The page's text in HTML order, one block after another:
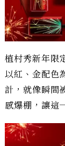
植村秀新年限
以紅、金配色
計，就像瞬間
感爆棚，讓這